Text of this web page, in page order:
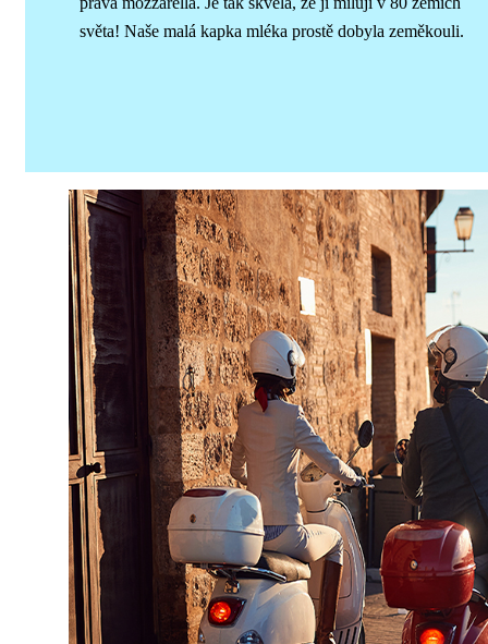
světa! Naše malá kapka mléka prostě dobyla zeměkouli.